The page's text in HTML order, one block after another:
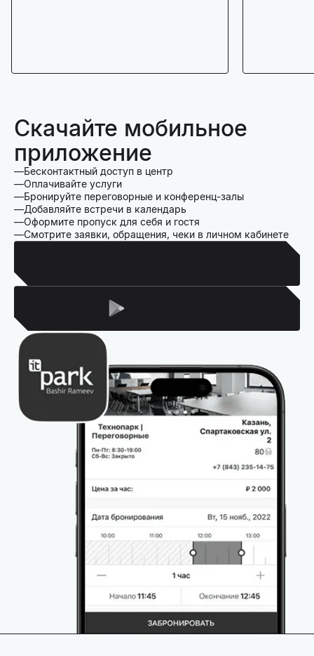
Скачайте мобильное
приложение
Бесконтактный доступ в центр
Оплачивайте услуги
Бронируйте переговорные и конференц-залы
Добавляйте встречи в календарь
Оформите пропуск для себя и гостя
Смотрите заявки, обращения, чеки в личном кабинете